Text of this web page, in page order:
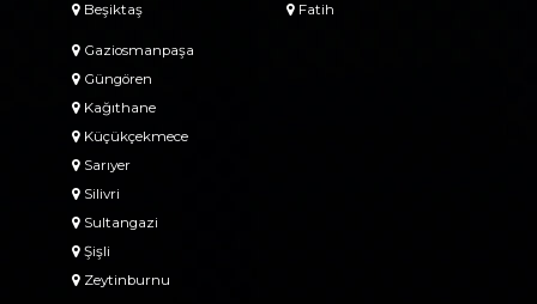
Beşiktaş
Fatih
Gaziosmanpaşa
Güngören
Kağıthane
Küçükçekmece
Sarıyer
Silivri
Sultangazi
Şişli
Zeytinburnu